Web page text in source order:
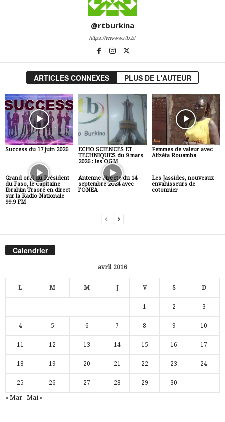
@rtburkina
https://wwww.rtb.bf
ARTICLES CONNEXES PLUS DE L'AUTEUR
Success du 17 juin 2026
ECHO SCIENCES ET
TECHNIQUES du 9 mars
2026 : les OGM
Femmes de valeur avec
Alizèta Rouamba
Grand oral du Président
du Faso, le Capitaine
Ibrahim Traoré en direct
sur la Radio Nationale
99.9 FM
Antenne directe du 14
septembre 2024 avec
l’ONEA
Les Jassides, nouveaux
envahisseurs de
cotonnier
Calendrier
avril 2016
L M M J V S D
1 2 3
4 5 6 7 8 9 10
11 12 13 14 15 16 17
18 19 20 21 22 23 24
25 26 27 28 29 30
« Mar Mai »